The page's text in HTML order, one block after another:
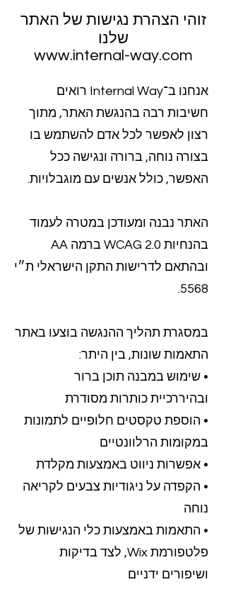
זוהי הצהרת נגישות של האתר
שלנו
www.internal-way.com
אנחנו ב־Internal Way רואים
חשיבות רבה בהנגשת האתר, מתוך
רצון לאפשר לכל אדם להשתמש בו
בצורה נוחה, ברורה ונגישה ככל
האפשר, כולל אנשים עם מוגבלויות.
האתר נבנה ומעודכן במטרה לעמוד
בהנחיות WCAG 2.0 ברמה AA
ובהתאם לדרישות התקן הישראלי ת״י
5568.
במסגרת תהליך ההנגשה בוצעו באתר
התאמות שונות, בין היתר:
• שימוש במבנה תוכן ברור
ובהיררכיית כותרות מסודרת
• הוספת טקסטים חלופיים לתמונות
במקומות הרלוונטיים
• אפשרות ניווט באמצעות מקלדת
• הקפדה על ניגודיות צבעים לקריאה
נוחה
• התאמות באמצעות כלי הנגישות של
פלטפורמת Wix, לצד בדיקות
ושיפורים ידניים